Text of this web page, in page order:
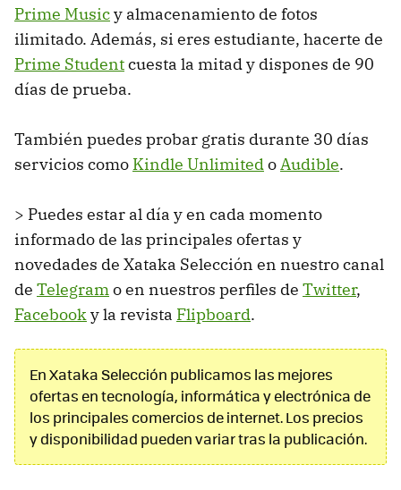
Prime Musicy almacenamiento de fotos
ilimitado. Además, si eres estudiante, hacerte de
Prime Studentcuesta la mitad y dispones de 90
días de prueba.
También puedes probar gratis durante 30 días
servicios como Kindle UnlimitedoAudible.
> Puedes estar al día y en cada momento
informado de las principales ofertas y
novedades de Xataka Selección en nuestro canal
de Telegramo en nuestros perfiles de Twitter,
Facebooky la revista Flipboard.
En Xataka Selección publicamos las mejores
ofertas en tecnología, informática y electrónica de
los principales comercios de internet. Los precios
y disponibilidad pueden variar tras la publicación.